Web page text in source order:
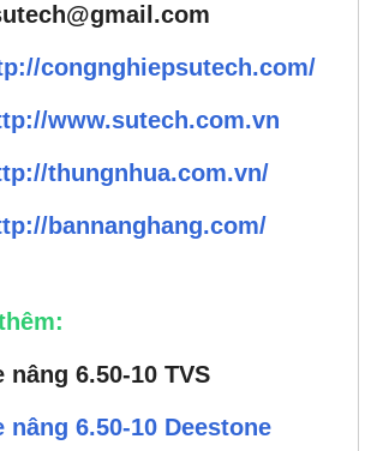
congnghiepsutech.com/
www.sutech.com.vn
thungnhua.com.vn/
bannanghang.com/
nâng 6.50-10 TVS
nâng 6.50-10 Deestone